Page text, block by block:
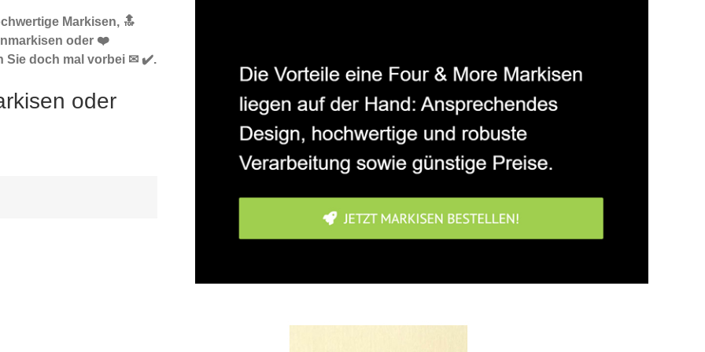
Markisen, 🔝
oder ❤️
Sie doch mal vorbei ✉ ✔️.
oder